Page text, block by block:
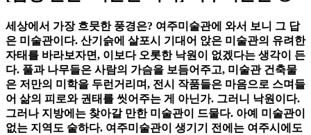
세상에서 가장 흐뭇한 풍경은? 여주미술관에 와서 보니 그 답
은 미술관이다. 산기슭에 살포시 기대어 앉은 미술관의 유려한
자태를 바라보자면, 이보다 오롯한 낙원이 없겠다는 생각이 든
다. 풀과 나무들은 사람의 가슴을 보듬어주고, 미술관 건축물
은 저만의 미학을 두런거리며, 전시 작품들은 마음으로 스며들
어 삶의 피로와 권태를 씻어주는 게 아닌가. 그러니 낙원이다.
그러나 지방에는 찾아갈 만한 미술관이 드물다. 아예 미술관이
없는 지역도 숱하다. 여주미술관이 생기기 전에는 여주시에도